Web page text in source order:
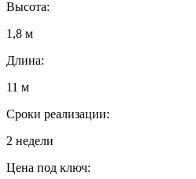
Высота:
1,8 м
Длина:
11 м
Сроки реализации:
2 недели
Цена под ключ: